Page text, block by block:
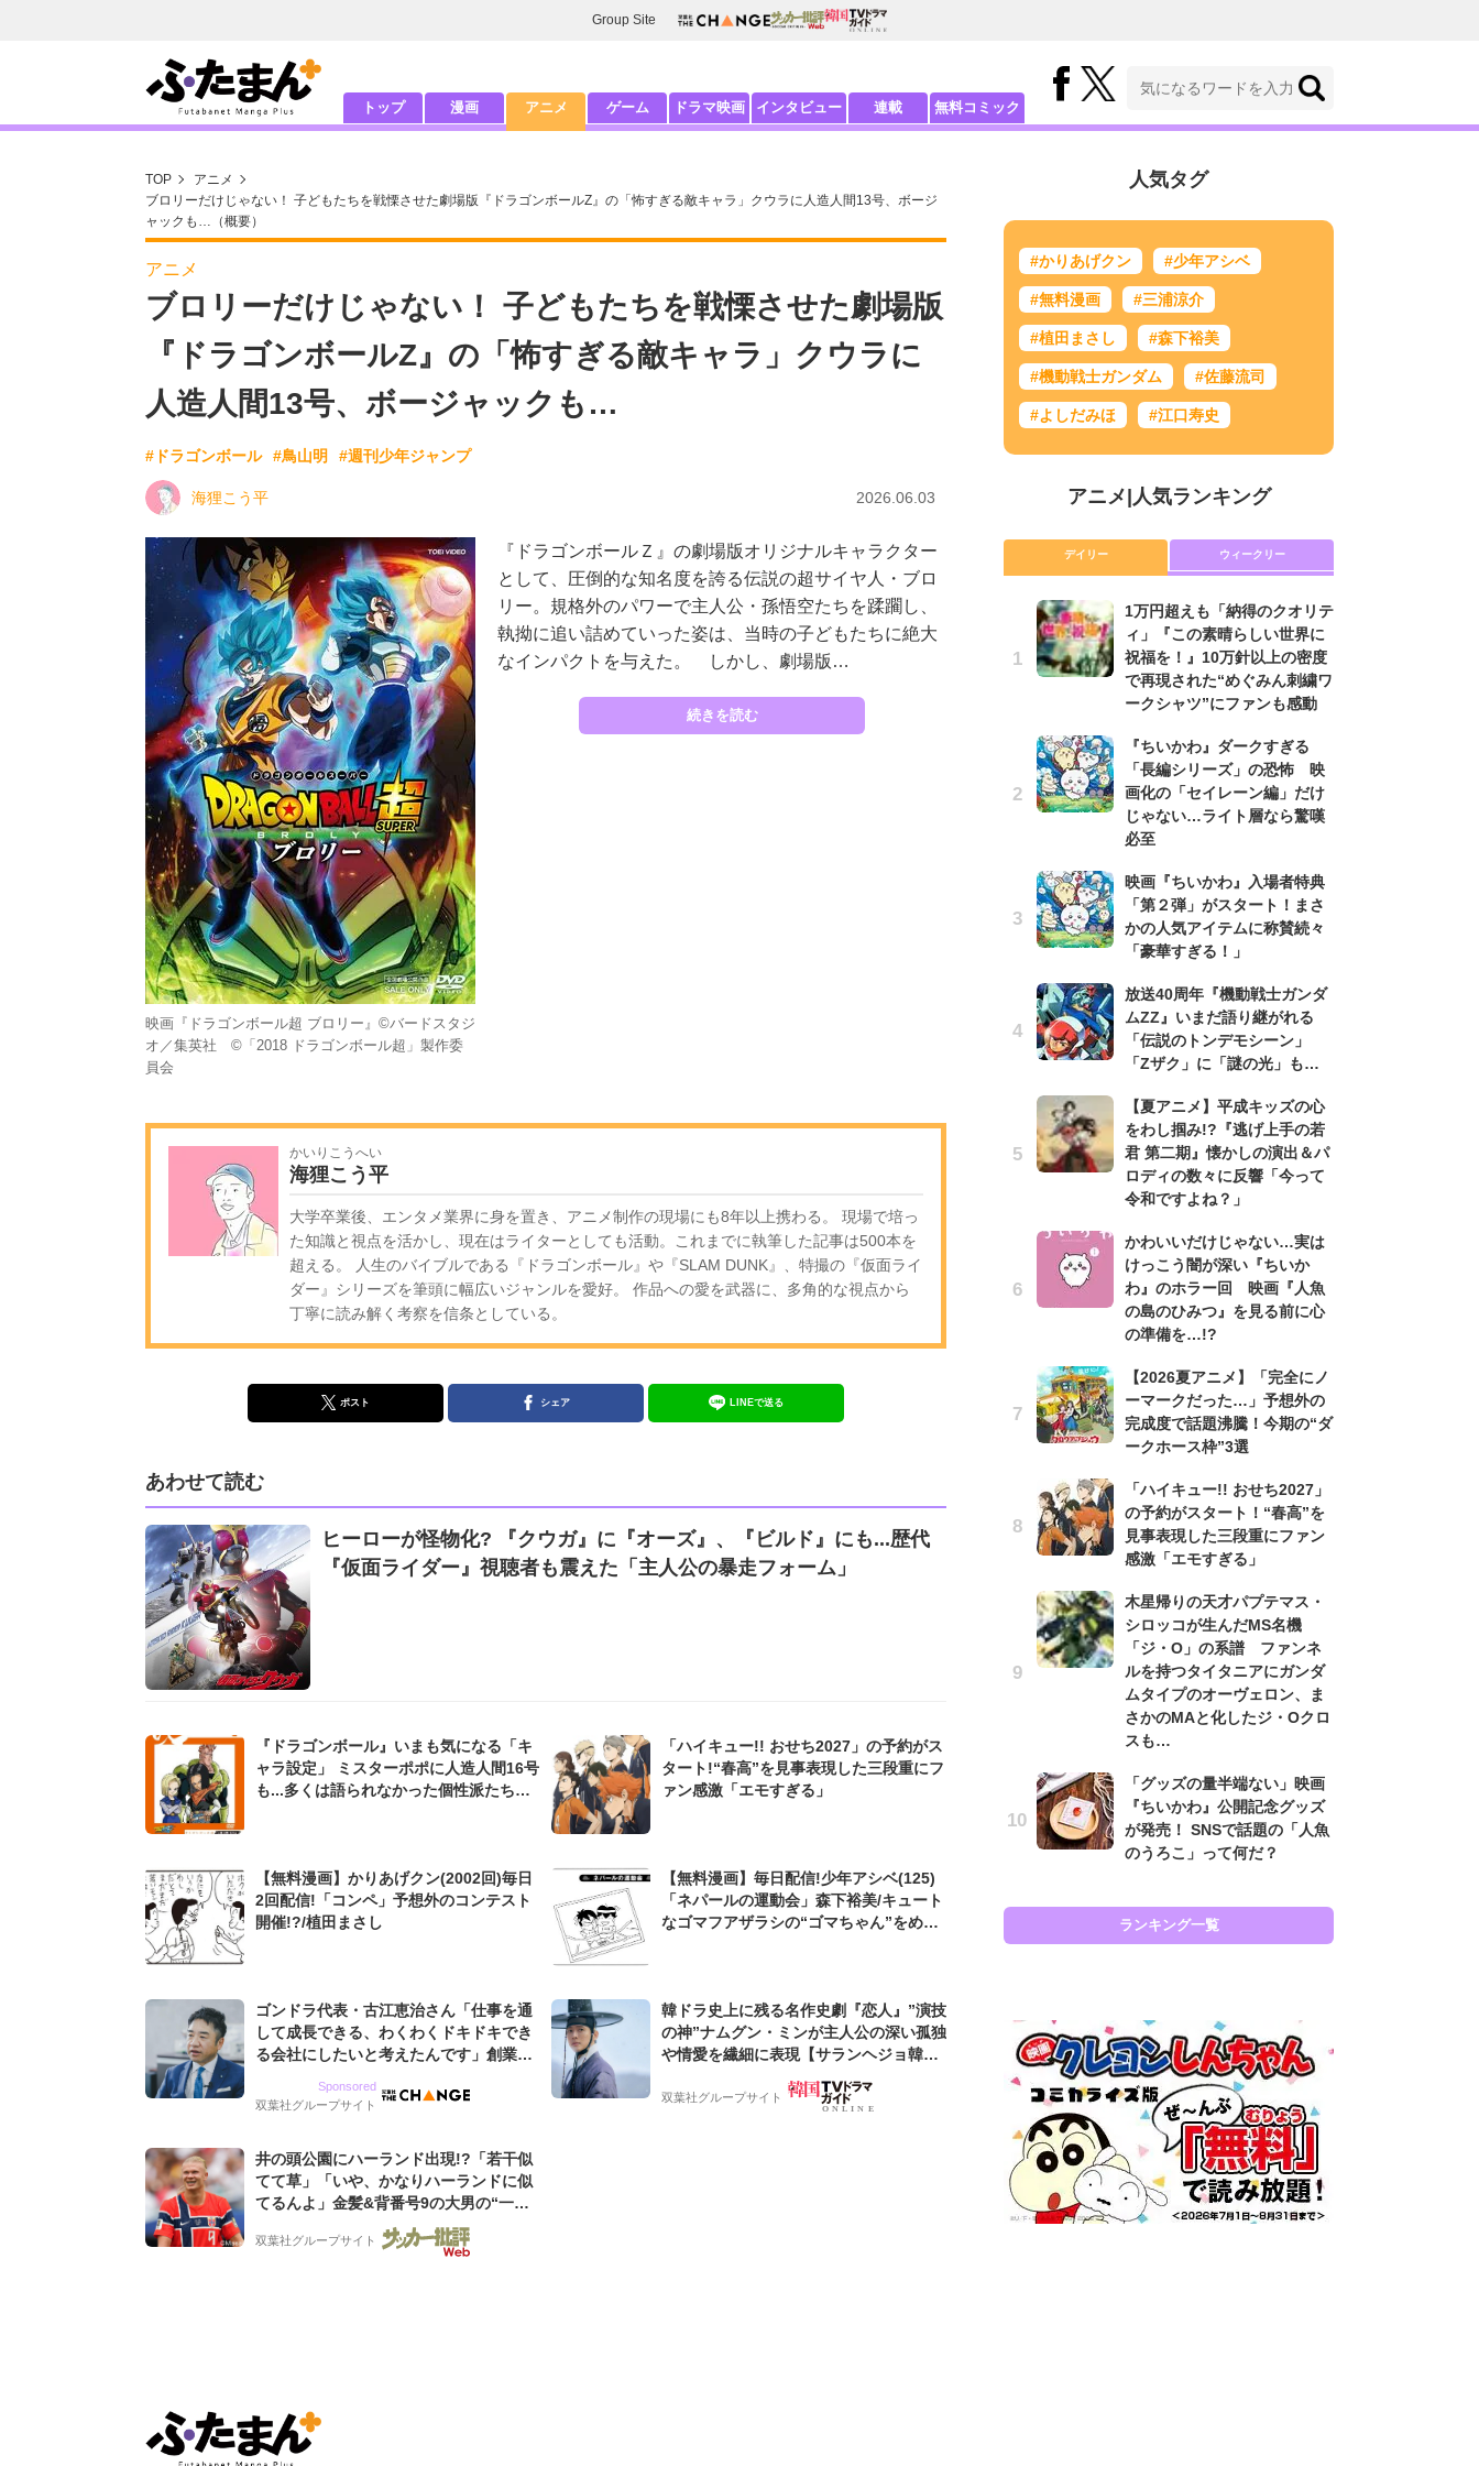
Group Site
トップ 漫画 アニメ ゲーム ドラマ映画 インタビュー 連載 無料コミック
TOP
アニメ
ブロリーだけじゃない！ 子どもたちを戦慄させた劇場版『ドラゴンボールZ』の「怖すぎる敵キャラ」クウラに人造人間13号、ボージ
ャックも…（概要）
アニメ
ブロリーだけじゃない！ 子どもたちを戦慄させた劇場版
『ドラゴンボールZ』の「怖すぎる敵キャラ」クウラに
人造人間13号、ボージャックも…
#ドラゴンボール #鳥山明 #週刊少年ジャンプ
海狸こう平 2026.06.03
映画『ドラゴンボール超 ブロリー』©バードスタジ
オ／集英社 ©「2018 ドラゴンボール超」製作委
員会
『ドラゴンボールＺ』の劇場版オリジナルキャラクター
として、圧倒的な知名度を誇る伝説の超サイヤ人・ブロ
リー。規格外のパワーで主人公・孫悟空たちを蹂躙し、
執拗に追い詰めていった姿は、当時の子どもたちに絶大
なインパクトを与えた。 しかし、劇場版…
続きを読む
かいりこうへい
海狸こう平
大学卒業後、エンタメ業界に身を置き、アニメ制作の現場にも8年以上携わる。 現場で培っ
た知識と視点を活かし、現在はライターとしても活動。これまでに執筆した記事は500本を
超える。 人生のバイブルである『ドラゴンボール』や『SLAM DUNK』、特撮の『仮面ライ
ダー』シリーズを筆頭に幅広いジャンルを愛好。 作品への愛を武器に、多角的な視点から
丁寧に読み解く考察を信条としている。
ポスト シェア LINEで送る
あわせて読む
ヒーローが怪物化? 『クウガ』に『オーズ』、『ビルド』にも...歴代
『仮面ライダー』視聴者も震えた「主人公の暴走フォーム」
『ドラゴンボール』いまも気になる「キ
ャラ設定」 ミスターポポに人造人間16号
も...多くは語られなかった個性派たち
「ハイキュー!! おせち2027」の予約がス
タート!“春高”を見事表現した三段重にフ
ァン感激「エモすぎる」
【無料漫画】かりあげクン(2002回)毎日
2回配信!「コンペ」予想外のコンテスト
開催!?/植田まさし
【無料漫画】毎日配信!少年アシベ(125)
「ネパールの運動会」森下裕美/キュート
なゴマフアザラシの“ゴマちゃん”をめぐ
ゴンドラ代表・古江恵治さん「仕事を通
して成長できる、わくわくドキドキでき
る会社にしたいと考えたんです」創業来
グ会社のアイデンティティ
Sponsored
双葉社グループサイト
韓ドラ史上に残る名作史劇『恋人』”演技
の神”ナムグン・ミンが主人公の深い孤独
や情愛を繊細に表現【サランヘジョ韓ド
双葉社グループサイト
井の頭公園にハーランド出現!?「若干似
てて草」「いや、かなりハーランドに似
てるんよ」金髪&背番号9の大男の“一人
バイキング・ロー”映像が話題!「元気を
もらった」
双葉社グループサイト
人気タグ
#かりあげクン #少年アシベ
#無料漫画 #三浦涼介
#植田まさし #森下裕美
#機動戦士ガンダム #佐藤流司
#よしだみほ #江口寿史
アニメ| 人気ランキング
デイリー ウィークリー
1万円超えも「納得のクオリテ
ィ」『この素晴らしい世界に
祝福を！』10万針以上の密度
で再現された“めぐみん刺繍ワ
ークシャツ”にファンも感動
『ちいかわ』ダークすぎる
「長編シリーズ」の恐怖 映
画化の「セイレーン編」だけ
じゃない…ライト層なら驚嘆
必至
映画『ちいかわ』入場者特典
「第２弾」がスタート！まさ
かの人気アイテムに称賛続々
「豪華すぎる！」
放送40周年『機動戦士ガンダ
ムZZ』いまだ語り継がれる
「伝説のトンデモシーン」
「Zザク」に「謎の光」も…
【夏アニメ】平成キッズの心
をわし掴み!?『逃げ上手の若
君 第二期』懐かしの演出＆パ
ロディの数々に反響「今って
令和ですよね？」
かわいいだけじゃない…実は
けっこう闇が深い『ちいか
わ』のホラー回 映画『人魚
の島のひみつ』を見る前に心
の準備を…!?
【2026夏アニメ】「完全にノ
ーマークだった…」予想外の
完成度で話題沸騰！今期の“ダ
ークホース枠”3選
「ハイキュー!! おせち2027」
の予約がスタート！“春高”を
見事表現した三段重にファン
感激「エモすぎる」
木星帰りの天才パプテマス・
シロッコが生んだMS名機
「ジ・O」の系譜 ファンネ
ルを持つタイタニアにガンダ
ムタイプのオーヴェロン、ま
さかのMAと化したジ・Oクロ
スも…
「グッズの量半端ない」映画
『ちいかわ』公開記念グッズ
が発売！ SNSで話題の「人魚
のうろこ」って何だ？
ランキング一覧